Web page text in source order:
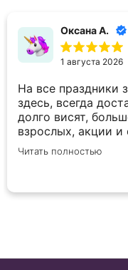
Оксана А.
1 августа 2026
На все праздники
здесь, всегда
долго висят,
взрослых, акции и
пожелания по
Спасибо вам
Читать полностью